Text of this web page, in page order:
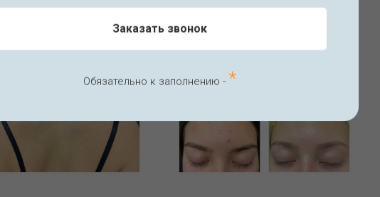
Заказать звонок
Обязательно к заполнению - *